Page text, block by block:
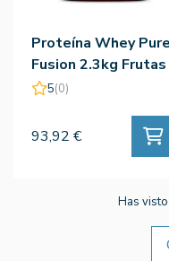
Proteína Whey Pure
Fusion 2.3kg Frutas
Del Bosque - Amix
5(0)
93,92 €
Has